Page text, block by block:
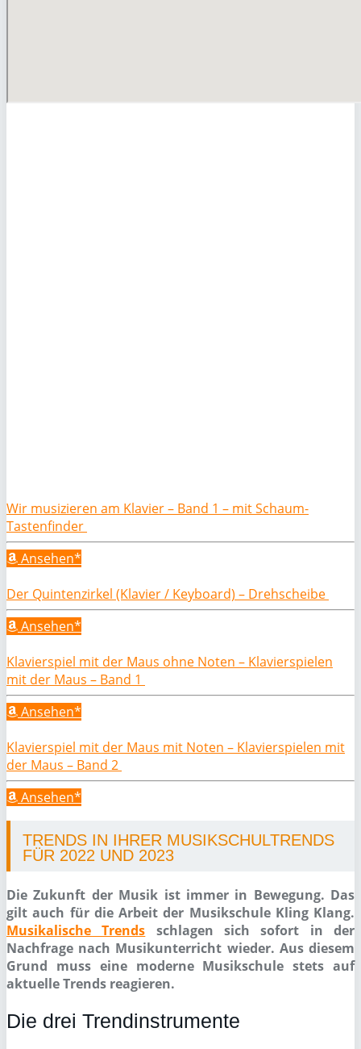
Wir musizieren am Klavier – Band 1 – mit Schaum-
Tastenfinder
Ansehen*
Der Quintenzirkel (Klavier / Keyboard) – Drehscheibe
Ansehen*
Klavierspiel mit der Maus ohne Noten – Klavierspielen
mit der Maus – Band 1
Ansehen*
Klavierspiel mit der Maus mit Noten – Klavierspielen mit
der Maus – Band 2
Ansehen*
TRENDS IN IHRER MUSIKSCHULTRENDS
FÜR 2022 UND 2023
Die Zukunft der Musik ist immer in Bewegung. Das
gilt auch für die Arbeit der Musikschule Kling Klang.
Musikalische Trends schlagen sich sofort in der
Nachfrage nach Musikunterricht wieder. Aus diesem
Grund muss eine moderne Musikschule stets auf
aktuelle Trends reagieren.
Die drei Trendinstrumente